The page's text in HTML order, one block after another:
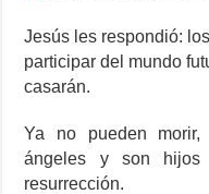
Jesús les respondió:
participar del mundo
casarán.
Ya no pueden
ángeles y son
resurrección.